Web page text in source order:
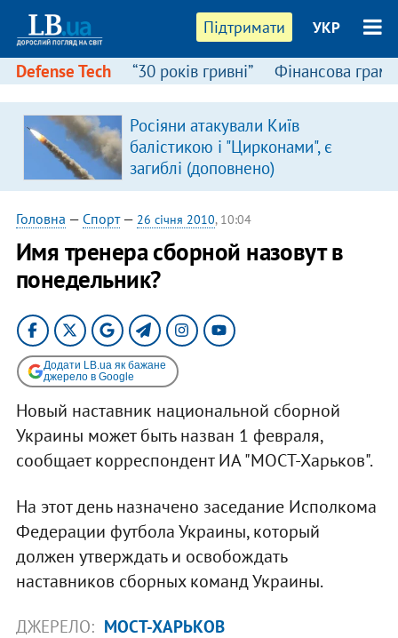
Підтримати УКР
Defense Tech “30 років гривні” Фінансова
Росіяни атакували Київ
балістикою і "Цирконами", є
загиблі (доповнено)
Головна — Спорт— 26 січня 2010, 10:04
Имя тренера сборной назовут в
понедельник?
Додати LB.ua як бажане
джерело в Google
Новый наставник национальной сборной
Украины может быть назван 1 февраля,
сообщает корреспондент ИА "МОСТ-Харьков".
На этот день назначено заседание Исполкома
Федерации футбола Украины, который
должен утверждать и освобождать
наставников сборных команд Украины.
ДЖЕРЕЛО: МОСТ-ХАРЬКОВ